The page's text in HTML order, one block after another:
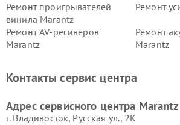
Ремонт проигрывателей
винила Marantz
Ремонт
Ремонт AV-ресиверов
Marantz
Ремонт
Marantz
Контакты сервис центра
Адрес сервисного центра
г. Владивосток, Русская ул., 2К